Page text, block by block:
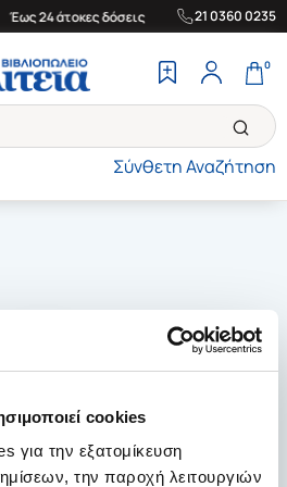
cookies
για την εξατομίκευση
την παροχή λειτουργιών
Έως 24 άτοκες δόσεις | Δωρεάν
21 0360 0235
Σύνθετη Αναζήτηση
0